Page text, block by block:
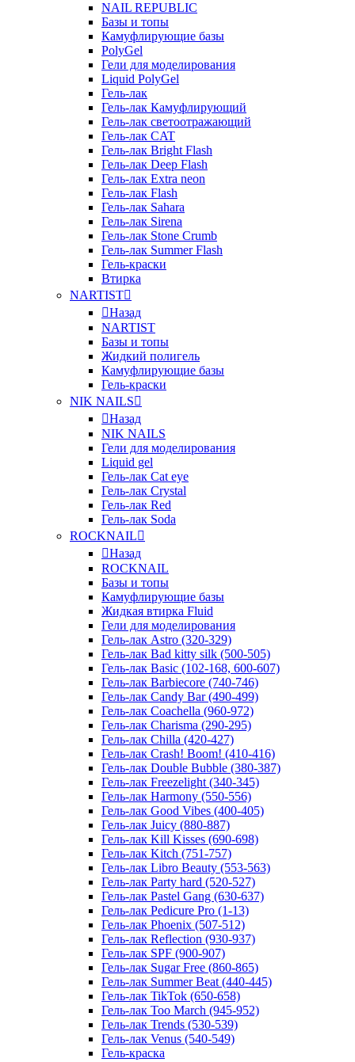
NAIL REPUBLIC
Базы и топы
Камуфлирующие базы
PolyGel
Гели для моделирования
Liquid PolyGel
Гель-лак
Гель-лак Камуфлирующий
Гель-лак светоотражающий
Гель-лак CAT
Гель-лак Bright Flash
Гель-лак Deep Flash
Гель-лак Extra neon
Гель-лак Flash
Гель-лак Sahara
Гель-лак Sirena
Гель-лак Stone Crumb
Гель-лак Summer Flash
Гель-краски
Втирка
NARTIST
Назад
NARTIST
Базы и топы
Жидкий полигель
Камуфлирующие базы
Гель-краски
NIK NAILS
Назад
NIK NAILS
Гели для моделирования
Liquid gel
Гель-лак Cat eye
Гель-лак Crystal
Гель-лак Red
Гель-лак Soda
ROCKNAIL
Назад
ROCKNAIL
Базы и топы
Камуфлирующие базы
Жидкая втирка Fluid
Гели для моделирования
Гель-лак Astro (320-329)
Гель-лак Bad kitty silk (500-505)
Гель-лак Basic (102-168, 600-607)
Гель-лак Barbiecore (740-746)
Гель-лак Candy Bar (490-499)
Гель-лак Coachella (960-972)
Гель-лак Charisma (290-295)
Гель-лак Chilla (420-427)
Гель-лак Crash! Boom! (410-416)
Гель-лак Double Bubble (380-387)
Гель-лак Freezelight (340-345)
Гель-лак Harmony (550-556)
Гель-лак Good Vibes (400-405)
Гель-лак Juicy (880-887)
Гель-лак Kill Kisses (690-698)
Гель-лак Kitch (751-757)
Гель-лак Libro Beauty (553-563)
Гель-лак Party hard (520-527)
Гель-лак Pastel Gang (630-637)
Гель-лак Pedicure Pro (1-13)
Гель-лак Phoenix (507-512)
Гель-лак Reflection (930-937)
Гель-лак SPF (900-907)
Гель-лак Sugar Free (860-865)
Гель-лак Summer Beat (440-445)
Гель-лак TikTok (650-658)
Гель-лак Too March (945-952)
Гель-лак Trends (530-539)
Гель-лак Venus (540-549)
Гель-краска